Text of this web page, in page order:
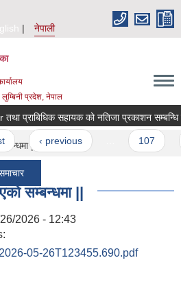
नेपाली
प्रदेश, नेपाल
प्राबिधिक सहायक को नतिजा प्रकाशन सम्बन्धि
‹ previous 107
||
सम्बन्धमा ||
2026 - 12:43
05-26T123455.690.pdf